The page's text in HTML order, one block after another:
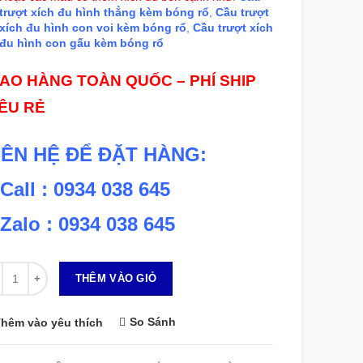
trượt xích đu hình thẳng kèm bóng rổ Cầu trượt
xích đu hình con voi kèm bóng rổ Cầu trượt xích
đu hình con gấu kèm bóng rổ
HÀNG TOÀN QUỐC – PHÍ SHIP
RẺ
HỆ ĐỂ ĐẶT HÀNG:
: 0934 038 645
: 0934 038 645
lượng
THÊM VÀO GIỎ
vào yêu thích So Sánh